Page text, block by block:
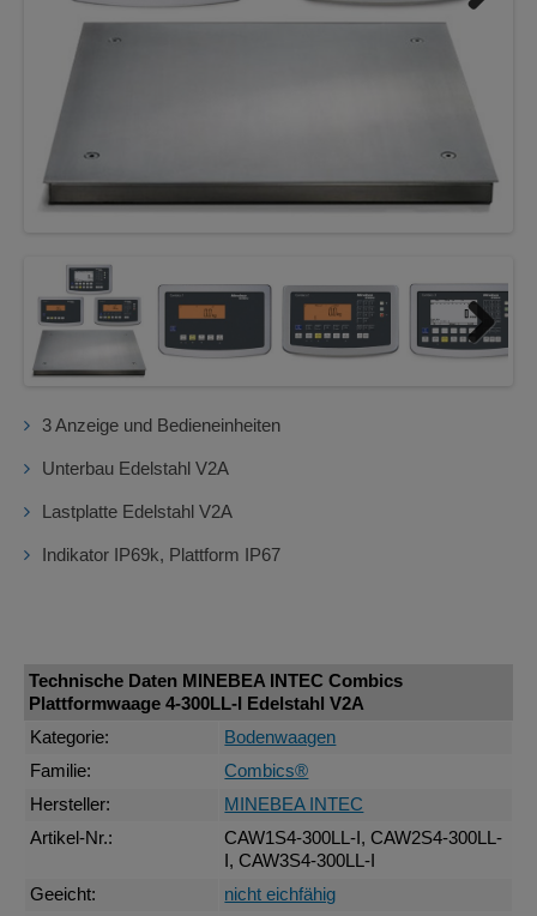
Next
3 Anzeige und Bedieneinheiten
Unterbau Edelstahl V2A
Lastplatte Edelstahl V2A
Indikator IP69k, Plattform IP67
Technische Daten MINEBEA INTEC Combics
Plattformwaage 4-300LL-I Edelstahl V2A
Kategorie:
Bodenwaagen
Familie:
Combics®
Hersteller:
MINEBEA INTEC
Artikel-Nr.:
CAW1S4-300LL-I, CAW2S4-300LL-
I, CAW3S4-300LL-I
Geeicht:
nicht eichfähig